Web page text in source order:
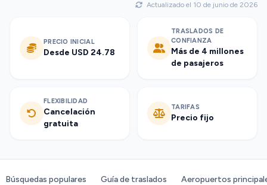
Actualizado el 10 de junio de 2026
PRECIO INICIAL
Desde USD 24.78
TRASLADOS DE
CONFIANZA
Más de 4 millones
de pasajeros
FLEXIBILIDAD
Cancelación
gratuita
TARIFAS
Precio fijo
Búsquedas populares Guía de traslados Aeropuertos